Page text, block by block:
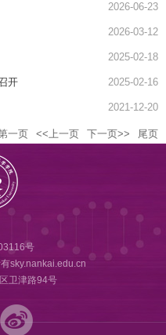
2026-06-23
2026-03-12
2025-02-18
开 2025-02-16
2021-12-20
一页 <<上一页 下一页>> 尾页
号
sky.nankai.edu.cn
卫津路94号